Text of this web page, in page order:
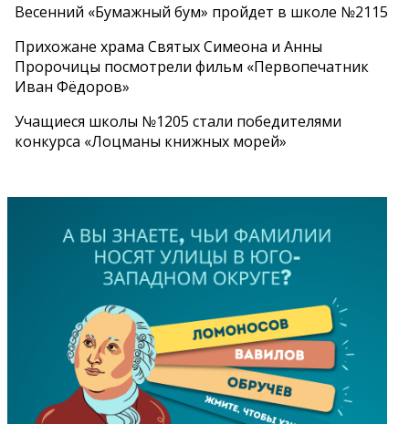
Весенний «Бумажный бум» пройдет в школе №2115
Прихожане храма Святых Симеона и Анны
Пророчицы посмотрели фильм «Первопечатник
Иван Фёдоров»
Учащиеся школы №1205 стали победителями
конкурса «Лоцманы книжных морей»